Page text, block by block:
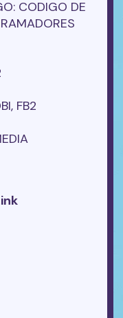
CODIGO DE
FB2